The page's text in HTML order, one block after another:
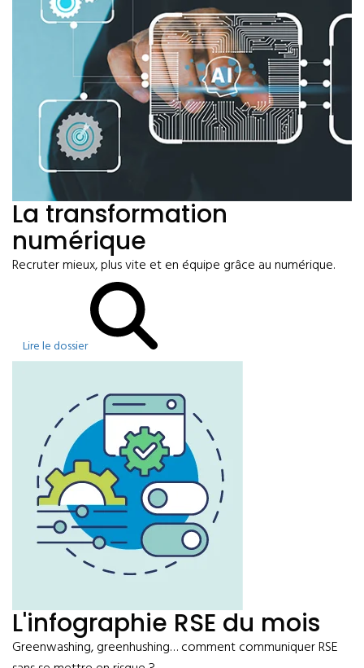
La transformation
numérique
Recruter mieux, plus vite et en équipe grâce au numérique.
Lire le dossier
L'infographie RSE du mois
Greenwashing, greenhushing… comment communiquer RSE